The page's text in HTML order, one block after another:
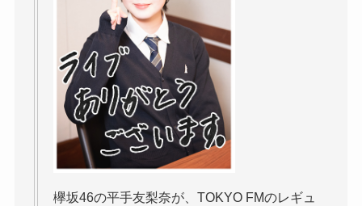
欅坂46の平手友梨奈が、TOKYO FMのレギュ